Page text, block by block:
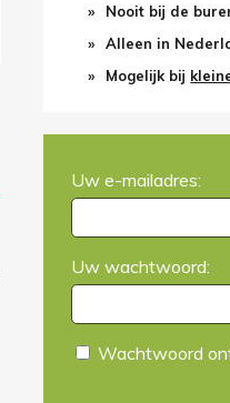
Nooit bij de
Alleen in
Mogelijk bij
Uw e-mailadres:
Uw wachtwoord:
Wachtwoord